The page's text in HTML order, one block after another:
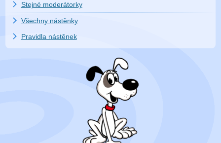
Stejné moderátorky
Všechny nástěnky
Pravidla nástěnek